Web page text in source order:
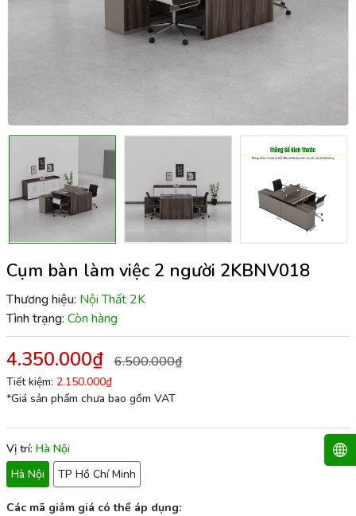
Cụm bàn làm việc 2 người 2KBNV018
Thương hiệu: Nội Thất 2K
Tình trạng: Còn hàng
4.350.000₫ 6.500.000₫
Tiết kiệm: 2.150.000₫
*Giá sản phẩm chưa bao gồm VAT
Vị trí: Hà Nội
Hà Nội
TP Hồ Chí Minh
Các mã giảm giá có thể áp dụng: